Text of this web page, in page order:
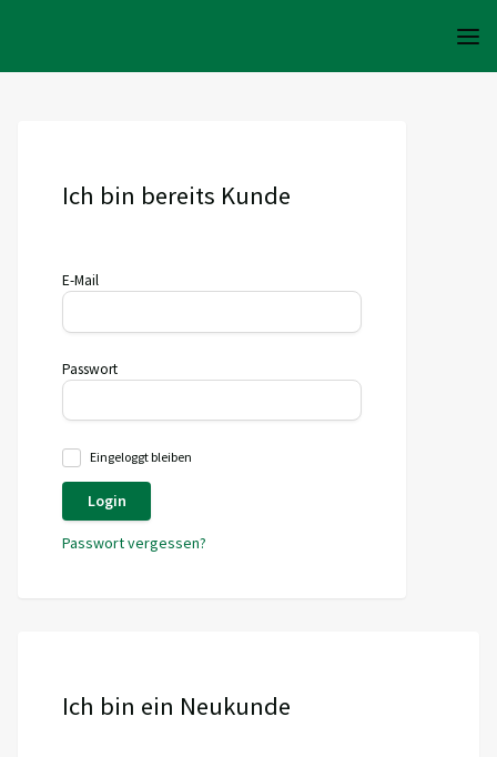
Ich bin bereits Kunde
E-Mail
Passwort
Eingeloggt bleiben
Login
Passwort vergessen?
Ich bin ein Neukunde